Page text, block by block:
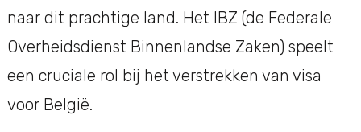
naar dit prachtige land. Het IBZ (de Federale
Overheidsdienst Binnenlandse Zaken) speelt
een cruciale rol bij het verstrekken van visa
voor België.